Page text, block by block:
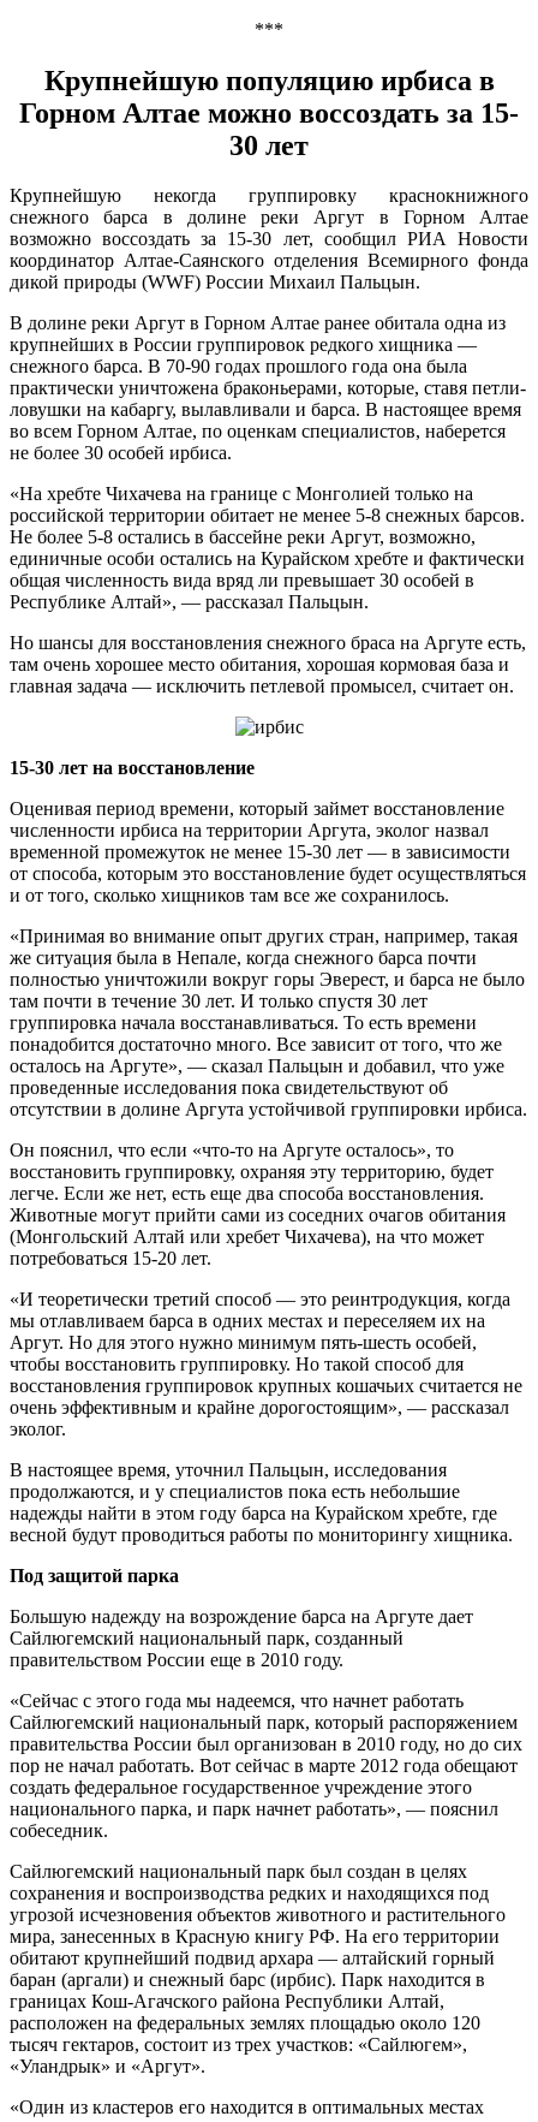
***
Крупнейшую популяцию ирбиса в
Горном Алтае можно воссоздать за 15-
30 лет
Крупнейшую некогда группировку краснокнижного
снежного барса в долине реки Аргут в Горном Алтае
возможно воссоздать за 15-30 лет, сообщил РИА Новости
координатор Алтае-Саянского отделения Всемирного фонда
дикой природы (WWF) России Михаил Пальцын.
В долине реки Аргут в Горном Алтае ранее обитала одна из
крупнейших в России группировок редкого хищника —
снежного барса. В 70-90 годах прошлого года она была
практически уничтожена браконьерами, которые, ставя петли-
ловушки на кабаргу, вылавливали и барса. В настоящее время
во всем Горном Алтае, по оценкам специалистов, наберется
не более 30 особей ирбиса.
«На хребте Чихачева на границе с Монголией только на
российской территории обитает не менее 5-8 снежных барсов.
Не более 5-8 остались в бассейне реки Аргут, возможно,
единичные особи остались на Курайском хребте и фактически
общая численность вида вряд ли превышает 30 особей в
Республике Алтай», — рассказал Пальцын.
Но шансы для восстановления снежного браса на Аргуте есть,
там очень хорошее место обитания, хорошая кормовая база и
главная задача — исключить петлевой промысел, считает он.
15-30 лет на восстановление
Оценивая период времени, который займет восстановление
численности ирбиса на территории Аргута, эколог назвал
временной промежуток не менее 15-30 лет — в зависимости
от способа, которым это восстановление будет осуществляться
и от того, сколько хищников там все же сохранилось.
«Принимая во внимание опыт других стран, например, такая
же ситуация была в Непале, когда снежного барса почти
полностью уничтожили вокруг горы Эверест, и барса не было
там почти в течение 30 лет. И только спустя 30 лет
группировка начала восстанавливаться. То есть времени
понадобится достаточно много. Все зависит от того, что же
осталось на Аргуте», — сказал Пальцын и добавил, что уже
проведенные исследования пока свидетельствуют об
отсутствии в долине Аргута устойчивой группировки ирбиса.
Он пояснил, что если «что-то на Аргуте осталось», то
восстановить группировку, охраняя эту территорию, будет
легче. Если же нет, есть еще два способа восстановления.
Животные могут прийти сами из соседних очагов обитания
(Монгольский Алтай или хребет Чихачева), на что может
потребоваться 15-20 лет.
«И теоретически третий способ — это реинтродукция, когда
мы отлавливаем барса в одних местах и переселяем их на
Аргут. Но для этого нужно минимум пять-шесть особей,
чтобы восстановить группировку. Но такой способ для
восстановления группировок крупных кошачьих считается не
очень эффективным и крайне дорогостоящим», — рассказал
эколог.
В настоящее время, уточнил Пальцын, исследования
продолжаются, и у специалистов пока есть небольшие
надежды найти в этом году барса на Курайском хребте, где
весной будут проводиться работы по мониторингу хищника.
Под защитой парка
Большую надежду на возрождение барса на Аргуте дает
Сайлюгемский национальный парк, созданный
правительством России еще в 2010 году.
«Сейчас с этого года мы надеемся, что начнет работать
Сайлюгемский национальный парк, который распоряжением
правительства России был организован в 2010 году, но до сих
пор не начал работать. Вот сейчас в марте 2012 года обещают
создать федеральное государственное учреждение этого
национального парка, и парк начнет работать», — пояснил
собеседник.
Сайлюгемский национальный парк был создан в целях
сохранения и воспроизводства редких и находящихся под
угрозой исчезновения объектов животного и растительного
мира, занесенных в Красную книгу РФ. На его территории
обитают крупнейший подвид архара — алтайский горный
баран (аргали) и снежный барс (ирбис). Парк находится в
границах Кош-Агачского района Республики Алтай,
расположен на федеральных землях площадью около 120
тысяч гектаров, состоит из трех участков: «Сайлюгем»,
«Уландрык» и «Аргут».
«Один из кластеров его находится в оптимальных местах